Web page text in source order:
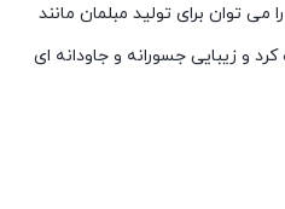
توان برای تولید مبلمان مانند
و زیبایی جسورانه و جاودانه ای